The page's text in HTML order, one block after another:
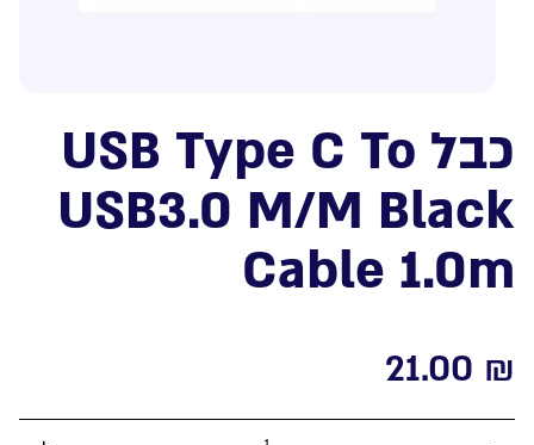
כבל USB Type C To
USB3.0 M/M Black
Cable 1.0m
21.00 ₪